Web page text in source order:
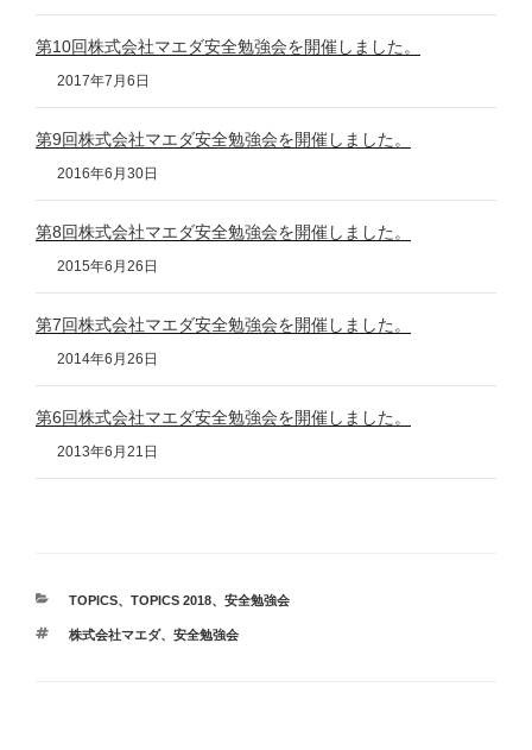
第10回株式会社マエダ安全勉強会を開催しました。
2017年7月6日
第9回株式会社マエダ安全勉強会を開催しました。
2016年6月30日
第8回株式会社マエダ安全勉強会を開催しました。
2015年6月26日
第7回株式会社マエダ安全勉強会を開催しました。
2014年6月26日
第6回株式会社マエダ安全勉強会を開催しました。
2013年6月21日
カ
ゴ
TOPICS、 TOPICS 2018、 安全勉強会
タ
株式会社マエダ、 安全勉強会